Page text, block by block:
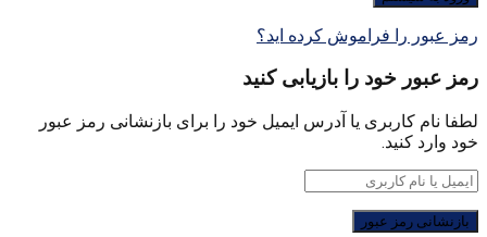
رمز عبور را فراموش کرده اید؟
رمز عبور خود را بازیابی کنید
لطفا نام کاربری یا آدرس ایمیل خود را برای بازنشانی رمز عبور
خود وارد کنید.